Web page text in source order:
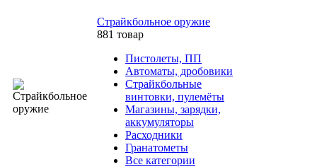
Страйкбольное оружие
881 товар
Пистолеты, ПП
Автоматы, дробовики
Страйкбольные
винтовки, пулемёты
Магазины, зарядки,
аккумуляторы
Расходники
Гранатометы
Все категории